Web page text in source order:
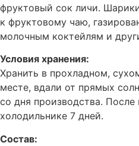
фруктовый сок личи.
к фруктовому чаю,
молочным коктейлям и
Условия хранения:
Хранить в прохладном,
месте, вдали от прямых
со дня производства. После
холодильнике 7 дней.
Состав: